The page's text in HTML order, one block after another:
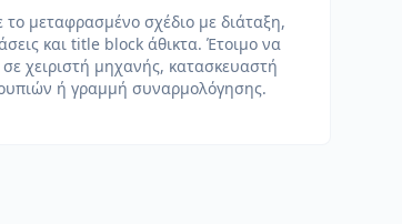
το μεταφρασμένο σχέδιο με διάταξη,
και title block άθικτα. Έτοιμο να
σε χειριστή μηχανής, κατασκευαστή
ή γραμμή συναρμολόγησης.